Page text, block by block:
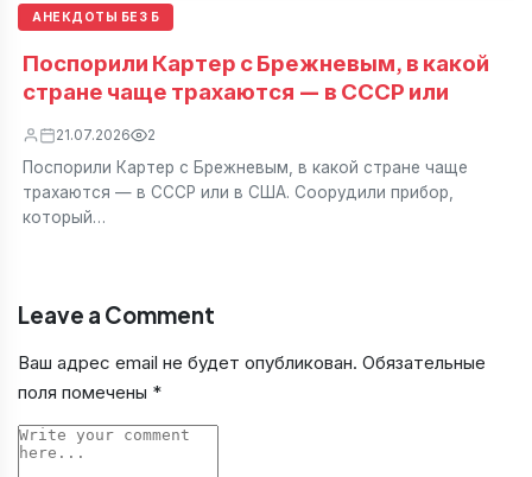
АНЕКДОТЫ БЕЗ Б
Поспорили Картер с Брежневым, в какой
стране чаще трахаются — в СССР или
21.07.2026 2
Поспорили Картер с Брежневым, в какой стране чаще
трахаются — в СССР или в США. Соорудили прибор,
который…
Leave a Comment
Ваш адрес email не будет опубликован. Обязательные
поля помечены *
Comment